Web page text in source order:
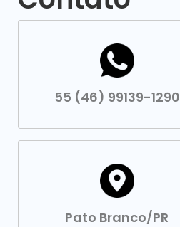
55 (46) 99139-1290
Pato Branco/PR